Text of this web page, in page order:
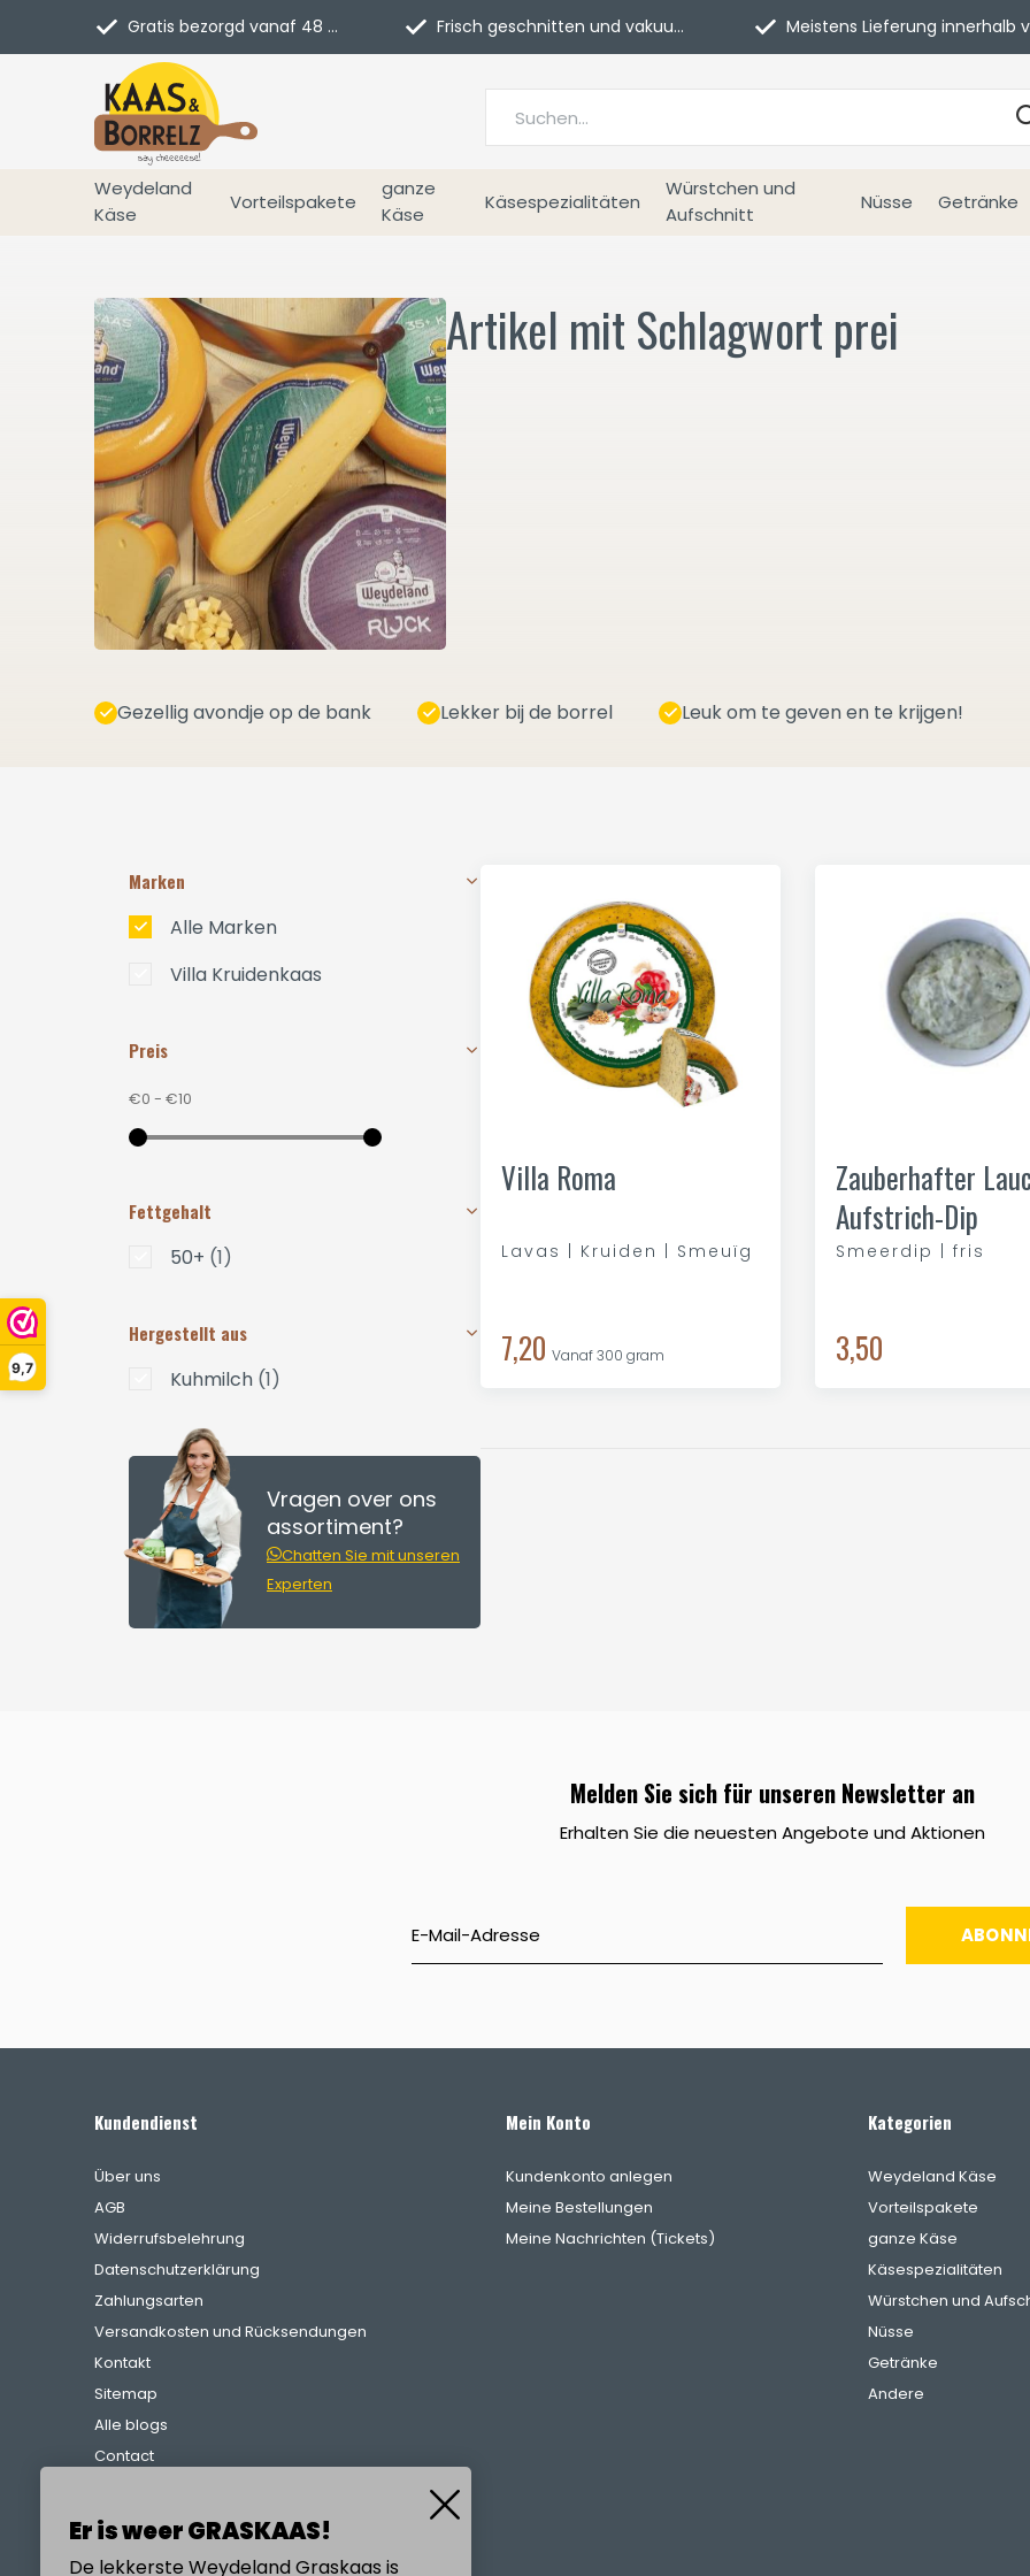
9,7
Weydeland
Käse
Vorteilspakete
ganze
Käse
Käsespezialitäten
Würstchen und
Aufschnitt
Nüsse Getränke
Gratis bezorgd vanaf 48 euro in NL Frisch geschnitten und vakuumverpackt. Meistens Lieferung innerhalb von 3 Tagen
Artikel mit Schlagwort prei
Gezellig avondje op de bank Lekker bij de borrel Leuk om te geven en te krijgen!
Villa Roma
Lavas | Kruiden | Smeuïg
7,20 Vanaf 300 gram
Zauberhafter
Aufstrich-Dip
Smeerdip | fris
3,50
Marken
Alle Marken
Villa Kruidenkaas
Preis
€0 - €10
Fettgehalt
50+ (1)
Hergestellt aus
Kuhmilch (1)
Vragen over ons
assortiment?
Chatten Sie mit unseren
Experten
Melden Sie sich für unseren Newsletter an
Erhalten Sie die neuesten Angebote und Aktionen
Kundendienst
Über uns
AGB
Widerrufsbelehrung
Datenschutzerklärung
Zahlungsarten
Versandkosten und Rücksendungen
Kontakt
Sitemap
Alle blogs
Contact
Referenzen
Mein Konto
Kundenkonto anlegen
Meine Bestellungen
Meine Nachrichten (Tickets)
Kategorien
Weydeland Käse
Vorteilspakete
ganze Käse
Käsespezialitäten
Würstchen und
Nüsse
Getränke
Andere
Er is weer GRASKAAS!
De lekkerste Weydeland Graskaas is